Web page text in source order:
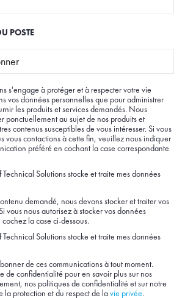
POSTE
s'engage à protéger et à respecter votre vie
vos données personnelles que pour administrer
les produits et services demandés. Nous
ponctuellement au sujet de nos produits et
contenus susceptibles de vous intéresser. Si vous
vous contactions à cette fin, veuillez nous indiquer
préféré en cochant la case correspondante
Solutions stocke et traite mes données
demandé, nous devons stocker et traiter vos
vous nous autorisez à stocker vos données
la case ci-dessous.
Solutions stocke et traite mes données
de ces communications à tout moment.
de confidentialité pour en savoir plus sur nos
nos politiques de confidentialité et sur notre
la protection et du respect de lavie privée.